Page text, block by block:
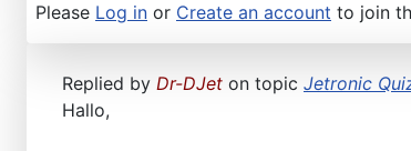
Please Log in or Create an account to join
Replied by Dr-DJet on topic Jetronic
Hallo,